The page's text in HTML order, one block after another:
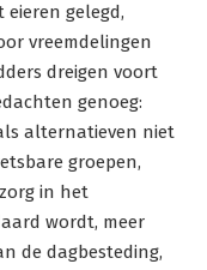
gelegd,
vreemdelingen
dreigen voort
genoeg:
alternatieven niet
groepen,
in het
wordt, meer
de dagbesteding,